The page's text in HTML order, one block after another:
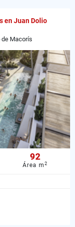
en Juan Dolio
de Macorís
92
Área m2